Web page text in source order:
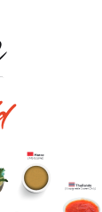
Maroc
(Marocaine)
Thaïlande
(Vinaigrette Sweet Chili)